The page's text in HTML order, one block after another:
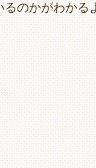
のかがわかる